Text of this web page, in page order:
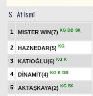
S At İsmi
1 MISTER WIN(7) KG DB SK
2 HAZNEDAR(5) KG
3 KATIOĞLU(6) KG K
4 DİNAMİT(4) KG K DB
5 AKTAŞKAYA(2) KG SK